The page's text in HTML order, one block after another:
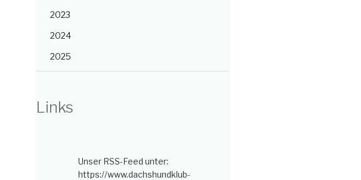
2023
2024
2025
Links
Unser RSS-Feed unter:
https://www.dachshundklub-